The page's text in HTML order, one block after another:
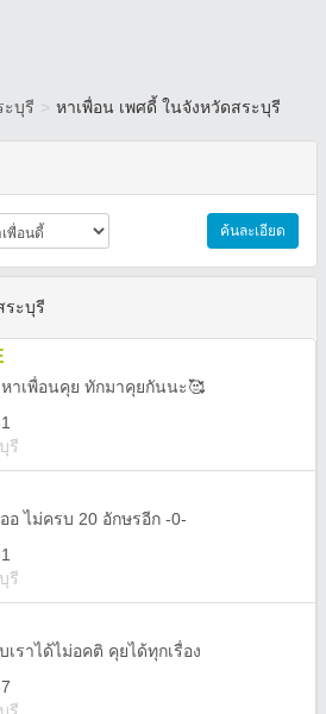
ะบุรี > หาเพื่อน เพศดี้ ในจังหวัดสระบุรี
ค้นละเอียด
ระบุรี
าเพื่อนคุย ทักมาคุยกันนะ🥰
รี
อ ไม่ครบ 20 อักษรอีก -0-
รี
เราได้ไม่อคติ คุยได้ทุกเรื่อง